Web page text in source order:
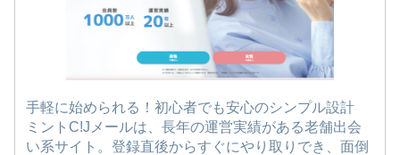
手軽に始められる！初心者でも安心のシンプル設計
ミントC!Jメールは、長年の運営実績がある老舗出会
い系サイト。登録直後からすぐにやり取りでき、面倒